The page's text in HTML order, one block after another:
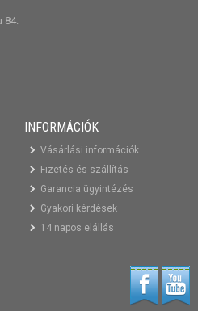
84.
INFORMÁCIÓK
Vásárlási információk
Fizetés és szállítás
Garancia ügyintézés
Gyakori kérdések
14 napos elállás